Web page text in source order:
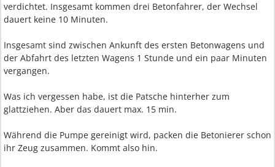
verdichtet. Insgesamt kommen drei Betonfahrer, der Wechsel
dauert keine 10 Minuten.
Insgesamt sind zwischen Ankunft des ersten Betonwagens und
der Abfahrt des letzten Wagens 1 Stunde und ein paar Minuten
vergangen.
Was ich vergessen habe, ist die Patsche hinterher zum
glattziehen. Aber das dauert max. 15 min.
Während die Pumpe gereinigt wird, packen die Betonierer schon
ihr Zeug zusammen. Kommt also hin.